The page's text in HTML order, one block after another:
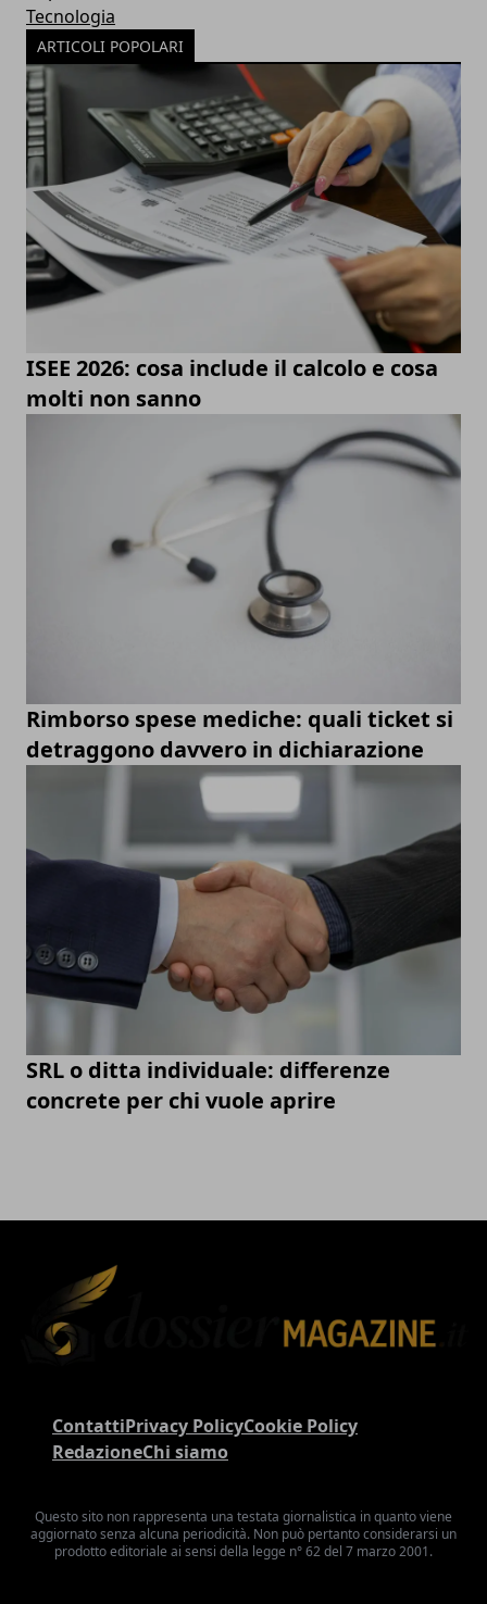
Tecnologia
ARTICOLI POPOLARI
ISEE 2026: cosa include il calcolo e cosa
molti non sanno
Rimborso spese mediche: quali ticket si
detraggono davvero in dichiarazione
SRL o ditta individuale: differenze
concrete per chi vuole aprire
ContattiPrivacy PolicyCookie Policy
RedazioneChi siamo
Questo sito non rappresenta una testata giornalistica in quanto viene
aggiornato senza alcuna periodicità. Non può pertanto considerarsi un
prodotto editoriale ai sensi della legge n° 62 del 7 marzo 2001.